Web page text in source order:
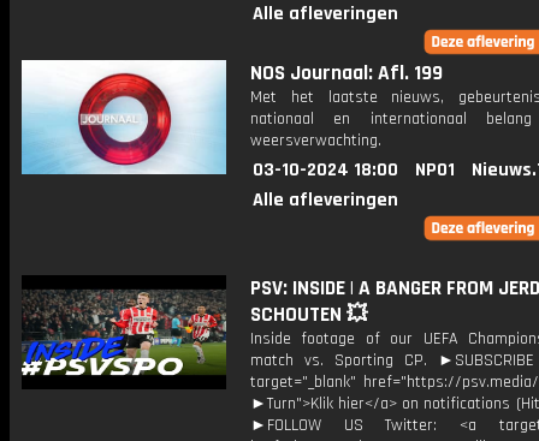
Alle afleveringen
NOS Journaal: Afl. 199
Met het laatste nieuws,
nationaal en internationaal
weersverwachting.
03-10-2024 18:00 NPO1
Alle afleveringen
PSV: INSIDE | A BANGER FROM
SCHOUTEN 💥
Inside footage of our UEFA
match vs. Sporting CP.
target="_blank" href="https://psv.media/
►Turn">Klik hier</a> on notifications
►FOLLOW US Twitter: <a